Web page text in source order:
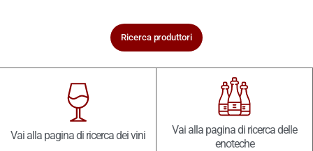
Ricerca produttori
Vai alla pagina di ricerca dei vini
Vai alla pagina di ricerca delle
enoteche